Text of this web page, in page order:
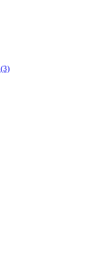
(3)